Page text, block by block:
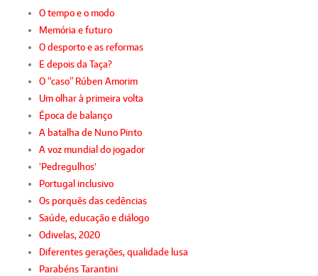
O tempo e o modo
Memória e futuro
O desporto e as reformas
E depois da Taça?
O “caso” Rúben Amorim
Um olhar à primeira volta
Época de balanço
A batalha de Nuno Pinto
A voz mundial do jogador
'Pedregulhos'
Portugal inclusivo
Os porquês das cedências
Saúde, educação e diálogo
Odivelas, 2020
Diferentes gerações, qualidade lusa
Parabéns Tarantini